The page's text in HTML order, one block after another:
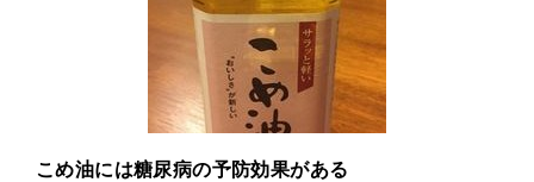
こめ油には糖尿病の予防効果がある